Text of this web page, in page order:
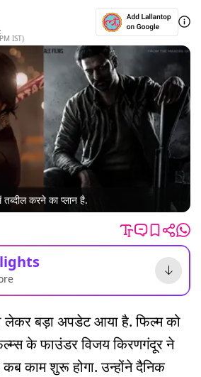
IST)
करने का प्लान है.
लेकर बड़ा अपडेट आया है. फिल्म को
के फाउंडर विजय किरणगंदूर ने
कब काम शुरू होगा. उन्होंने दैनिक